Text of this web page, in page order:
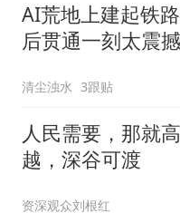
AI荒地上建起铁
后贯通一刻太震
清尘浊水 3跟贴
人民需要，那就
越，深谷可渡
资深观众刘根红